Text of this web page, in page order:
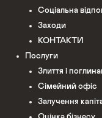
Соціальна
Заходи
КОНТАКТИ
Послуги
Злиття і
Сімейний офіс
Залучення